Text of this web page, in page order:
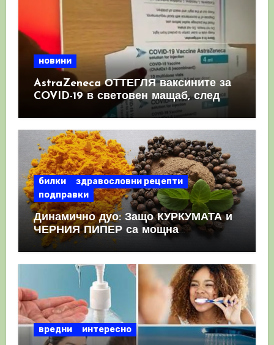
новини
AstraZeneca ОТТЕГЛЯ ваксините за
COVID-19 в световен мащаб, след
като призна, че те причиняват
билки
здравословни рецепти
подправки
Динамично дуо: Защо КУРКУМАТА и
ЧЕРНИЯ ПИПЕР са мощна
комбинация
вредни интересно